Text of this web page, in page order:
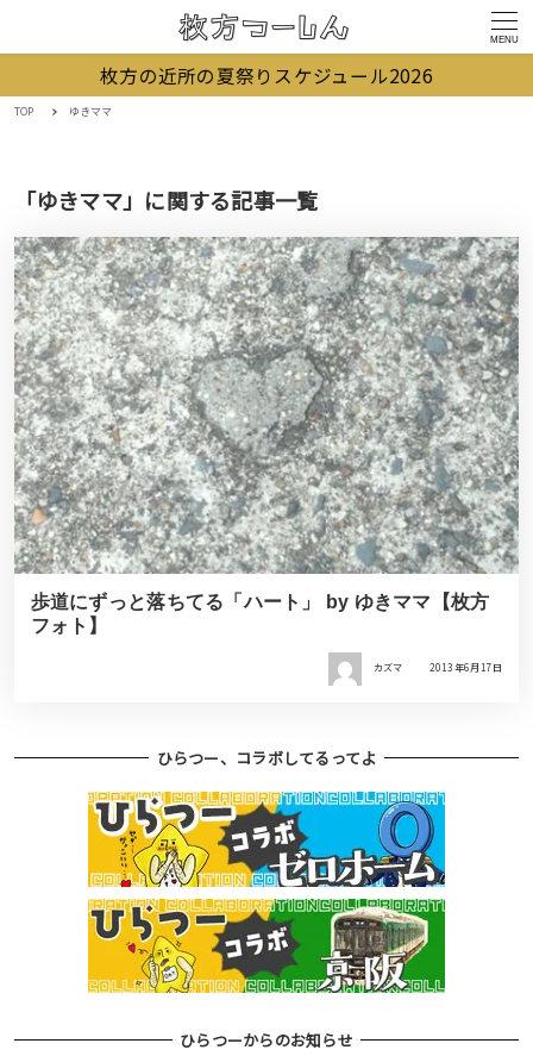
MENU
枚方の近所の夏祭りスケジュール2026
TOP ゆきママ
「ゆきママ」に関する記事一覧
歩道にずっと落ちてる「ハート」 by ゆきママ【枚方
フォト】
カズマ 2013年6月17日
ひらつー、コラボしてるってよ
ひらつーからのお知らせ